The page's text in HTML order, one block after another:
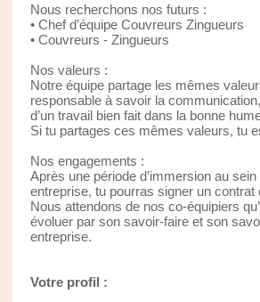
Nous recherchons nos futurs :
• Chef d’équipe Couvreurs Zingueurs
• Couvreurs - Zingueurs
Nos valeurs :
Notre équipe partage les mêmes
responsable à savoir la
d’un travail bien fait dans la bonne
Si tu partages ces mêmes valeurs, tu
Nos engagements :
Après une période d’immersion au sein
entreprise, tu pourras signer un contrat
Nous attendons de nos co-équipiers
évoluer par son savoir-faire et son
entreprise.
Votre profil :